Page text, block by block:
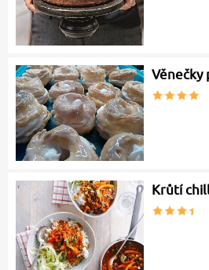
Věnečky
Krůtí